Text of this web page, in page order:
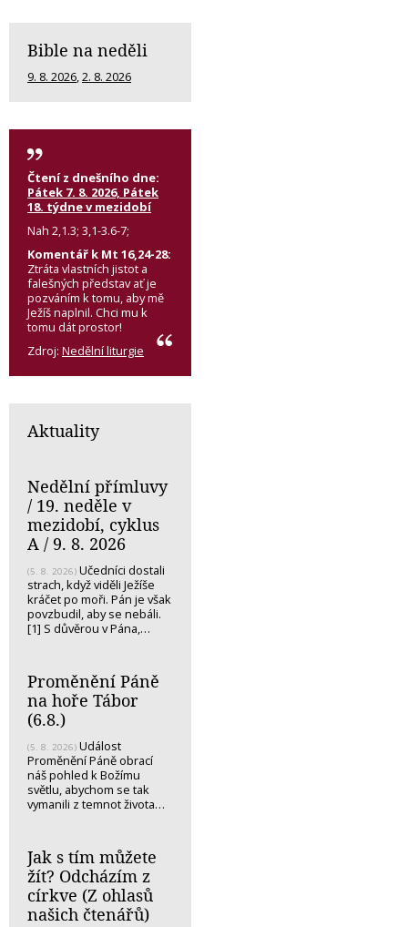
Bible na neděli
9. 8. 2026,2. 8. 2026
Čtení z dnešního dne:
Pátek 7. 8. 2026, Pátek
18. týdne v mezidobí
Nah 2,1.3; 3,1-3.6-7;
Komentář k Mt 16,24-28:
Ztráta vlastních jistot a
falešných představ ať je
pozváním k tomu, aby mě
Ježíš naplnil. Chci mu k
tomu dát prostor!
Zdroj: Nedělní liturgie
Aktuality
Nedělní přímluvy
/ 19. neděle v
mezidobí, cyklus
A / 9. 8. 2026
(5. 8. 2026) Učedníci dostali
strach, když viděli Ježíše
kráčet po moři. Pán je však
povzbudil, aby se nebáli.
[1] S důvěrou v Pána,…
Proměnění Páně
na hoře Tábor
(6.8.)
(5. 8. 2026) Událost
Proměnění Páně obrací
náš pohled k Božímu
světlu, abychom se tak
vymanili z temnot života…
Jak s tím můžete
žít? Odcházím z
církve (Z ohlasů
našich čtenářů)